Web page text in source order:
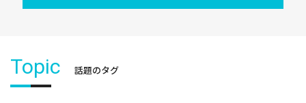
Topic 話題のタグ